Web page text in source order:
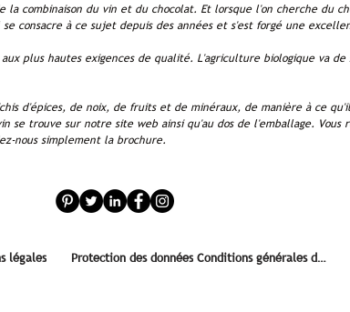
la combinaison du vin et du chocolat. Et lorsque l'on cherche du
consacre à ce sujet depuis des années et s'est forgé une
plus hautes exigences de qualité. L'agriculture biologique va
d'épices, de noix, de fruits et de minéraux, de manière à ce
se trouve sur notre site web ainsi qu'au dos de l'emballage.
nous simplement la brochure.
légales Protection des données Conditions générales de vente